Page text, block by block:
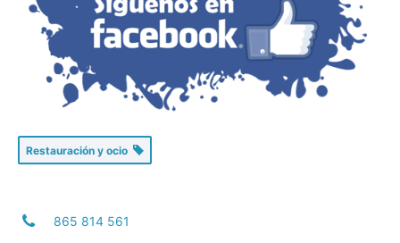
Restauración y ocio
865 814 561